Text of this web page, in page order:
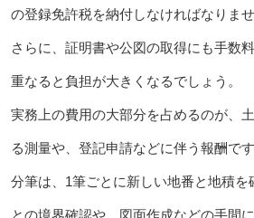
の登録免許税を納付しなければなりませ
さらに、証明書や公図の取得にも手数
重なると負担が大きくなるでしょう。
実務上の費用の大部分を占めるのが、
る測量や、登記申請などに伴う報酬です
分筆は、1筆ごとに新しい地番と地積
との境界確認や、図面作成などの手間